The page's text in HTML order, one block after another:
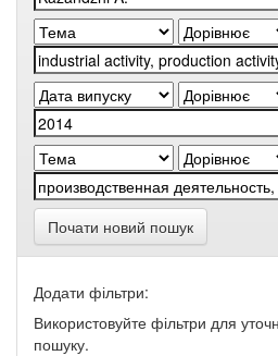
Почати новий пошук
Додати фільтри:
Використовуйте фільтри для
пошуку.